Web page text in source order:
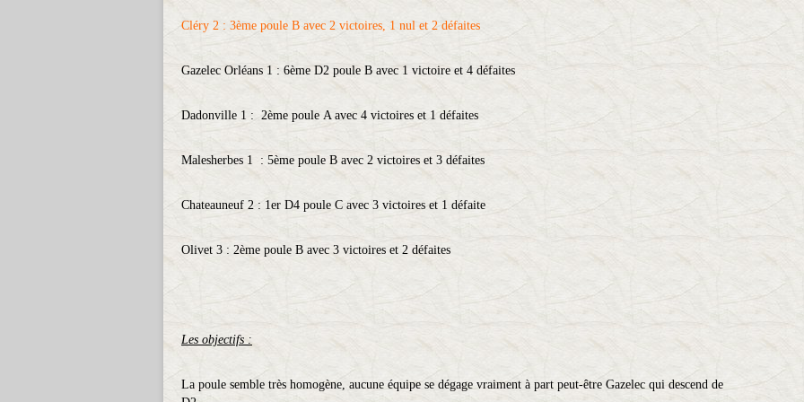
Cléry 2 : 3ème poule B avec 2 victoires, 1 nul et 2 défaites
Gazelec Orléans 1 : 6ème D2 poule B avec 1 victoire et 4 défaites
Dadonville 1 : 2ème poule A avec 4 victoires et 1 défaites
Malesherbes 1 : 5ème poule B avec 2 victoires et 3 défaites
Chateauneuf 2 : 1er D4 poule C avec 3 victoires et 1 défaite
Olivet 3 : 2ème poule B avec 3 victoires et 2 défaites
Les objectifs :
La poule semble très homogène, aucune équipe se dégage vraiment à part peut-être Gazelec qui descend de